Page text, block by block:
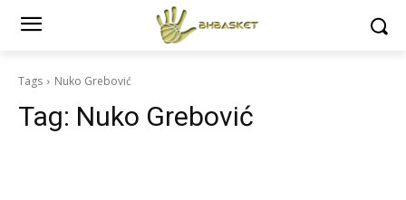
Tags Nuko Grebović
Tag: Nuko Grebović